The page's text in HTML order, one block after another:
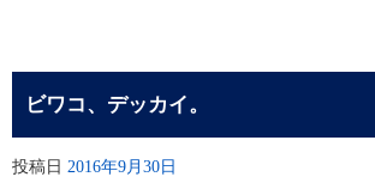
ビワコ、デッカイ。
投稿日 2016年9月30日